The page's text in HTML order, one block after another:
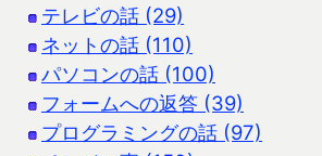
テレビの話 (29)
ネットの話 (110)
パソコンの話 (100)
フォームへの返答 (39)
プログラミングの話 (97)